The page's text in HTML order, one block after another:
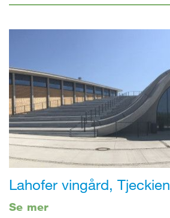
Lahofer vingård, Tjeckien
Se mer